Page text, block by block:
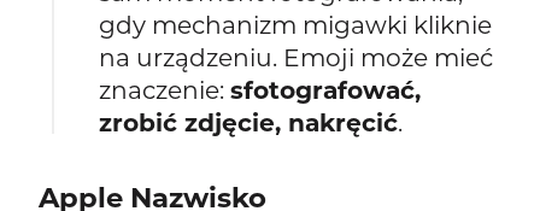
gdy mechanizm migawki kliknie
na urządzeniu. Emoji może mieć
znaczenie:sfotografować,
zrobić zdjęcie, nakręcić.
Apple Nazwisko